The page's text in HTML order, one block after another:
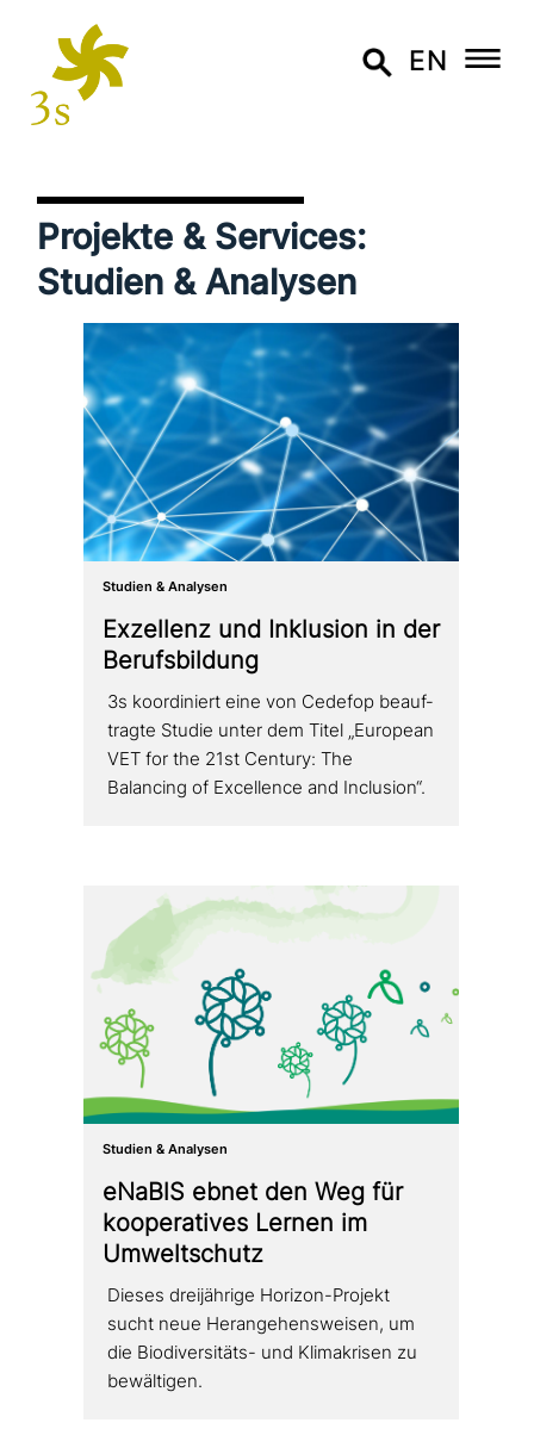
EN
Projekte & Services:
Studien & Analysen
Studien & Analysen
Exzellenz und Inklusion in der
Berufsbildung
3s koor­di­niert eine von Cedefop beauf­
trag­te Studie unter dem Titel „European
VET for the 21st Century: The
Balancing of Excellence and Inclusion“.
Studien & Analysen
eNaBlS ebnet den Weg für
koope­ra­ti­ves Lernen im
Umweltschutz
Dieses drei­jäh­ri­ge Horizon-Projekt
sucht neue Herangehensweisen, um
die Biodiversitäts- und Klimakrisen zu
bewältigen.